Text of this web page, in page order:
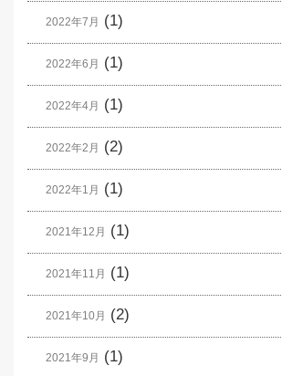
2022年7月 (1)
2022年6月 (1)
2022年4月 (1)
2022年2月 (2)
2022年1月 (1)
2021年12月 (1)
2021年11月 (1)
2021年10月 (2)
2021年9月 (1)